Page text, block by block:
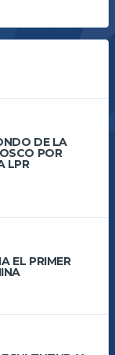
DE LA
POR
LPR
EL PRIMER